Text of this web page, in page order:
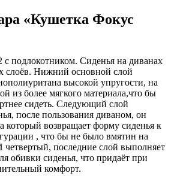
«Кушетка Фокус
подлокотником. Сиденья на диванах
слоёв. Нижний основной слой
высокой упругости, на
из более мягкого материала,что бы
сидеть. Следующий слой
после пользования диваном, он
который возвращает форму сиденья к
, что бы не было вмятин на
четвертый, последние слой выполняет
обивки сиденья, что придаёт при
комфорт.